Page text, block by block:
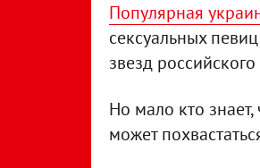
Популярная
сексуальных
звезд
Но мало кто
может